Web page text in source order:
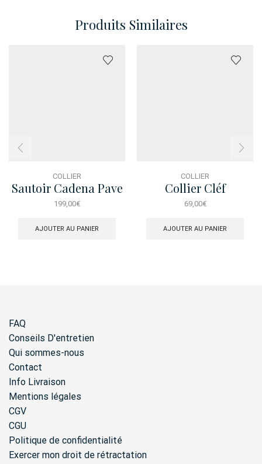
Produits Similaires
COLLIER
Sautoir Cadena Pave
199,00€
AJOUTER AU PANIER
COLLIER
Collier Cléf
69,00€
AJOUTER AU PANIER
FAQ
Conseils D'entretien
Qui sommes-nous
Contact
Info Livraison
Mentions légales
CGV
CGU
Politique de confidentialité
Exercer mon droit de rétractation